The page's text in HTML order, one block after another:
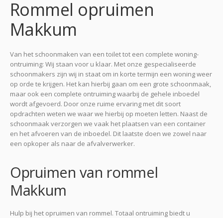
Rommel opruimen
Makkum
Van het schoonmaken van een toilet tot een complete woning-
ontruiming: Wij staan voor u klaar. Met onze gespecialiseerde
schoonmakers zijn wij in staat om in korte termijn een woning weer
op orde te krijgen. Het kan hierbij gaan om een grote schoonmaak,
maar ook een complete ontruiming waarbij de gehele inboedel
wordt afgevoerd. Door onze ruime ervaring met dit soort
opdrachten weten we waar we hierbij op moeten letten. Naast de
schoonmaak verzorgen we vaak het plaatsen van een container
en het afvoeren van de inboedel. Dit laatste doen we zowel naar
een opkoper als naar de afvalverwerker.
Opruimen van rommel
Makkum
Hulp bij het opruimen van rommel. Totaal ontruiming biedt u